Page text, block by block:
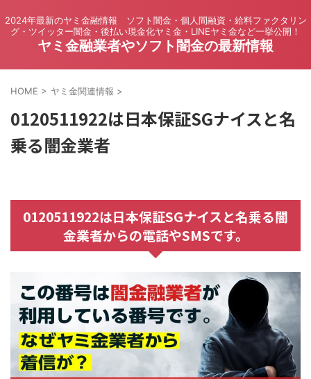
2024年最新のヤミ金融情報 ソフト闇金・個人間融資・給料ファクタリン
グ・ツイッター闇金・後払い現金化ヤミ金・LINEヤミ金など一挙公開！
ヤミ金融業者やソフト闇金の最新情報
HOME > ヤミ金関連情報 >
0120511922は日本保証SGナイスと名
乗る闇金業者
0120511922は日本保証SGナイスと名乗る闇
金業者からの電話やSMSです。